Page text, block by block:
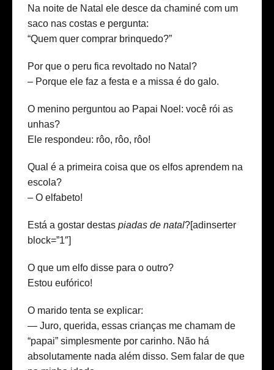
Na noite de Natal ele desce da chaminé com um
saco nas costas e pergunta:
“Quem quer comprar brinquedo?”
Por que o peru fica revoltado no Natal?
– Porque ele faz a festa e a missa é do galo.
O menino perguntou ao Papai Noel: você rói as
unhas?
Ele respondeu: rôo, rôo, rôo!
Qual é a primeira coisa que os elfos aprendem na
escola?
– O elfabeto!
Está a gostar destas piadas de natal?[adinserter
block=”1″]
O que um elfo disse para o outro?
Estou eufórico!
O marido tenta se explicar:
— Juro, querida, essas crianças me chamam de
“papai” simplesmente por carinho. Não há
absolutamente nada além disso. Sem falar de que